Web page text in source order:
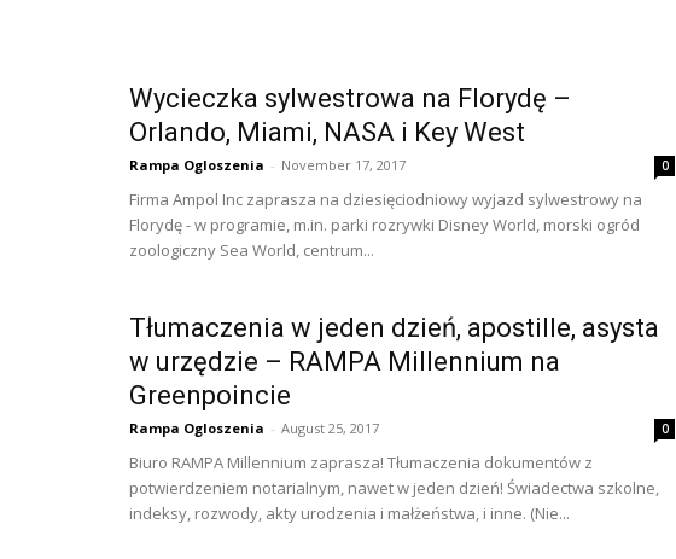
Wycieczka sylwestrowa na Florydę –
Orlando, Miami, NASA i Key West
Rampa Ogloszenia - November 17, 2017 0
Firma Ampol Inc zaprasza na dziesięciodniowy wyjazd sylwestrowy na
Florydę - w programie, m.in. parki rozrywki Disney World, morski ogród
zoologiczny Sea World, centrum...
Tłumaczenia w jeden dzień, apostille, asysta
w urzędzie – RAMPA Millennium na
Greenpoincie
Rampa Ogloszenia - August 25, 2017 0
Biuro RAMPA Millennium zaprasza! Tłumaczenia dokumentów z
potwierdzeniem notarialnym, nawet w jeden dzień! Świadectwa szkolne,
indeksy, rozwody, akty urodzenia i małżeństwa, i inne. (Nie...